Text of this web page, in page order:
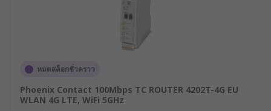
เมื่อข้อมูล (Data Packet) เข้ามาที่โมเด็ม เราเตอร์จะ
ทำการตรวจสอบที่อยู่ IP ปลายทาง จากนั้นจะตรวจสอบ
ตารางเส้นทาง (Routing Table) ที่บันทึกไว้ เพื่อระบุว่า
พิจารณาปัจจัยต่าง ๆ เช่น จำนวนเครือข่ายที่ต้องผ่าน
(Hop Count) ความเร็วของเส้นทาง หรือสถานะของ
เส้นทางนั้น ๆ ว่ายังทำงานได้ดีหรือไม่
หมดสต็อกชั่วคราว
Phoenix Contact 100Mbps TC ROUTER 4202T-4G EU
WLAN 4G LTE, WiFi 5GHz